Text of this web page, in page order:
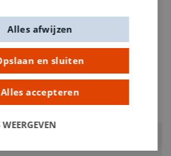
zich. Als een tweede kleur
vorige wordt toegevoegd, zal
Alcohol Ink Extender
en sluiten
Alles accepteren
Alles afwijzen